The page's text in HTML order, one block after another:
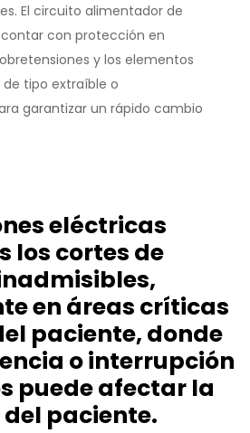
El circuito alimentador de
con protección en
y los elementos
tipo extraíble o
garantizar un rápido cambio
eléctricas
los cortes de
en áreas críticas
paciente, donde
o interrupción
puede afectar la
paciente.